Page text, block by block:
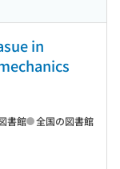
in
書館 全国の図書館